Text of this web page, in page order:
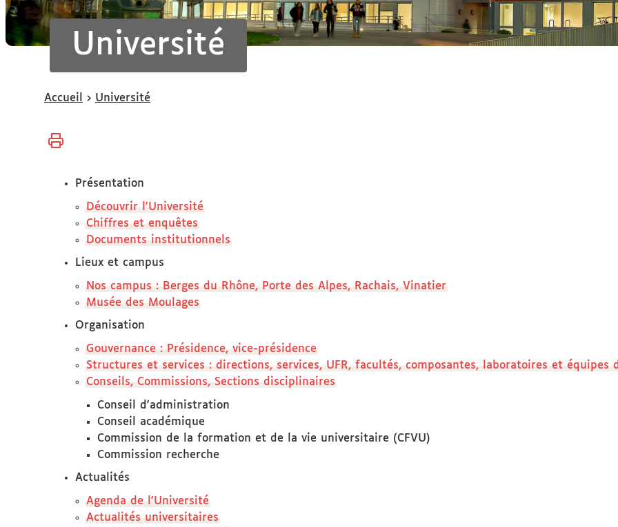
Université
Vous
ici :
Accueil Université
Présentation
Découvrir l'Université
Chiffres et enquêtes
Documents institutionnels
Lieux et campus
Nos campus : Berges du Rhône, Porte des Alpes, Rachais, Vinatier
Musée des Moulages
Organisation
Gouvernance : Présidence, vice-présidence
Structures et services : directions, services, UFR, facultés, composantes, laboratoires et équipes
Conseils, Commissions, Sections disciplinaires
Conseil d'administration
Conseil académique
Commission de la formation et de la vie universitaire (CFVU)
Commission recherche
Actualités
Agenda de l'Université
Actualités universitaires